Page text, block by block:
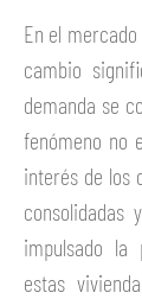
En el
cambio
demanda se
fenómeno no
interés de los
consolidadas
impulsado la
estas